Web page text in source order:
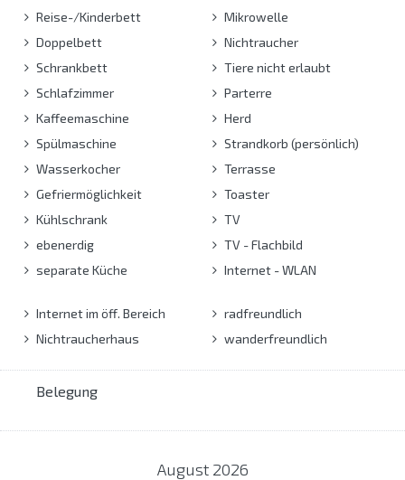
Reise-/Kinderbett
Doppelbett
Schrankbett
Schlafzimmer
Kaffeemaschine
Spülmaschine
Wasserkocher
Gefriermöglichkeit
Kühlschrank
ebenerdig
separate Küche
Mikrowelle
Nichtraucher
Tiere nicht erlaubt
Parterre
Herd
Strandkorb (persönlich)
Terrasse
Toaster
TV
TV - Flachbild
Internet - WLAN
Internet im öff. Bereich
Nichtraucherhaus
radfreundlich
wanderfreundlich
Belegung
August 2026